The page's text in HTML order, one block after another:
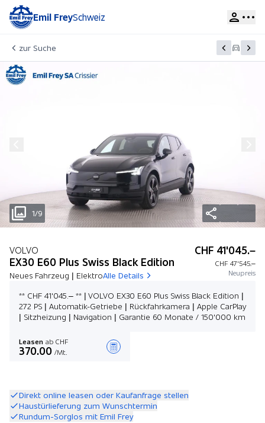
Emil FreySchweiz
zur Suche
1/9
VOLVO
EX30 E60 Plus Swiss Black Edition
Neues Fahrzeug | ElektroAlle Details
CHF 41'045.–
CHF 47'545.–
Neupreis
** CHF 41'045.– ** | VOLVO EX30 E60 Plus Swiss Black Edition |
272 PS | Automatik-Getriebe | Rückfahrkamera | Apple CarPlay
| Sitzheizung | Navigation | Garantie 60 Monate / 150'000 km
Leasen ab CHF
370.00 /Mt.
Direkt online leasen oder Kaufanfrage stellen
Haustürlieferung zum Wunschtermin
Rundum-Sorglos mit Emil Frey